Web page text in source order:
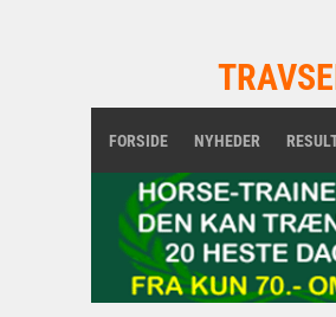
FORSIDE NYHEDER